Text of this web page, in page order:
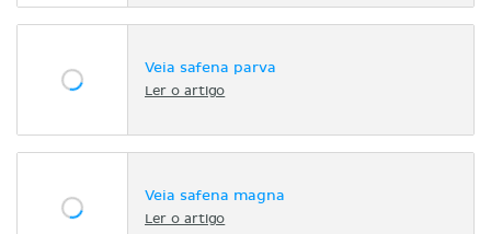
Veia safena parva
Ler o artigo
Veia safena magna
Ler o artigo